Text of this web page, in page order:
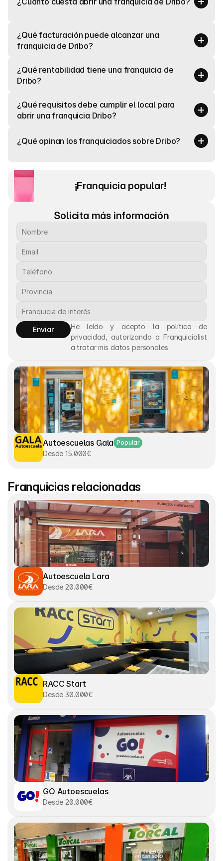
¿Qué facturación puede alcanzar una
franquicia de Dribo?
¿Qué rentabilidad tiene una franquicia de
Dribo?
¿Qué requisitos debe cumplir el local para
abrir una franquicia Dribo?
¿Qué opinan los franquiciados sobre Dribo?
¡Franquicia popular!
Solicita más información
Enviar
He leído y acepto la política de
privacidad, autorizando a Franquicialist
a tratar mis datos personales.
Autoescuelas Gala Popular
Desde 15.000€
Franquicias relacionadas
Autoescuela Lara
Desde 20.000€
RACC Start
Desde 30.000€
GO Autoescuelas
Desde 20.000€